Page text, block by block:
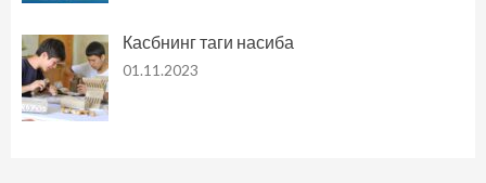
Касбнинг таги насиба
01.11.2023